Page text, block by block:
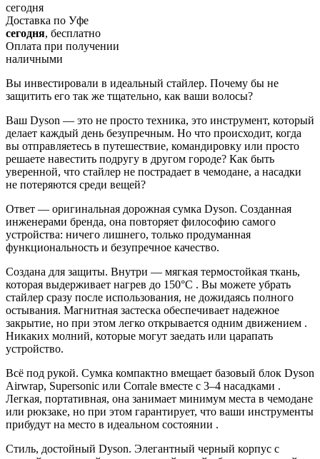
сегодня
Доставка по Уфе
сегодня, бесплатно
Оплата при получении
наличными
Вы инвестировали в идеальный стайлер. Почему бы не
защитить его так же тщательно, как ваши волосы?
Ваш Dyson — это не просто техника, это инструмент, который
делает каждый день безупречным. Но что происходит, когда
вы отправляетесь в путешествие, командировку или просто
решаете навестить подругу в другом городе? Как быть
уверенной, что стайлер не пострадает в чемодане, а насадки
не потеряются среди вещей?
Ответ — оригинальная дорожная сумка Dyson. Созданная
инженерами бренда, она повторяет философию самого
устройства: ничего лишнего, только продуманная
функциональность и безупречное качество.
Создана для защиты. Внутри — мягкая термостойкая ткань,
которая выдерживает нагрев до 150°C . Вы можете убрать
стайлер сразу после использования, не дожидаясь полного
остывания. Магнитная застеска обеспечивает надежное
закрытие, но при этом легко открывается одним движением .
Никаких молний, которые могут заедать или царапать
устройство.
Всё под рукой. Сумка компактно вмещает базовый блок Dyson
Airwrap, Supersonic или Corrale вместе с 3–4 насадками .
Легкая, портативная, она занимает минимум места в чемодане
или рюкзаке, но при этом гарантирует, что ваши инструменты
прибудут на место в идеальном состоянии .
Стиль, достойный Dyson. Элегантный черный корпус с